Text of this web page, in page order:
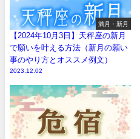
満月・新月
【2024年10月3日】天秤座の新月
で願いを叶える方法（新月の願い
事のやり方とオススメ例文）
2023.12.02